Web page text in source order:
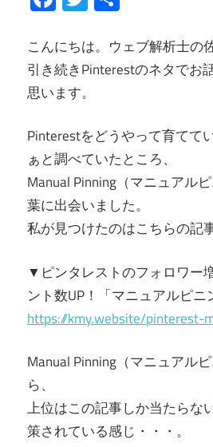
こんにちは。ウェブ解析士の
引き続きPinterestのネタでお
思います。
Pinterestをどうやって育てて
ぁと調べていたところ、
Manual Pinning（マニュアル
葉に出会いました。
私が見つけたのはこちらの記
▼ピンタレストのフォロワー
ント数UP！「マニュアルピ
https://kmy.website/pinterest-
Manual Pinning（マニュアル
ら、
上位はこの記事しか当たらな
策されている感じ・・・。